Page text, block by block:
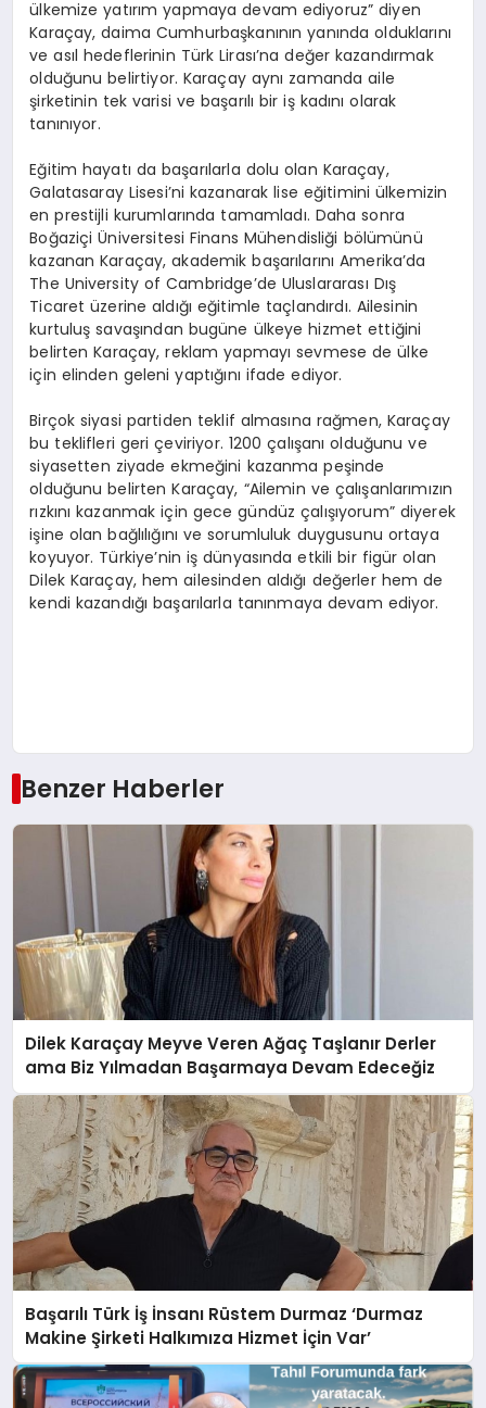
ülkemize yatırım yapmaya devam ediyoruz” diyen
Karaçay, daima Cumhurbaşkanının yanında olduklarını
ve asıl hedeflerinin Türk Lirası’na değer kazandırmak
olduğunu belirtiyor. Karaçay aynı zamanda aile
şirketinin tek varisi ve başarılı bir iş kadını olarak
tanınıyor.
Eğitim hayatı da başarılarla dolu olan Karaçay,
Galatasaray Lisesi’ni kazanarak lise eğitimini ülkemizin
en prestijli kurumlarında tamamladı. Daha sonra
Boğaziçi Üniversitesi Finans Mühendisliği bölümünü
kazanan Karaçay, akademik başarılarını Amerika’da
The University of Cambridge’de Uluslararası Dış
Ticaret üzerine aldığı eğitimle taçlandırdı. Ailesinin
kurtuluş savaşından bugüne ülkeye hizmet ettiğini
belirten Karaçay, reklam yapmayı sevmese de ülke
için elinden geleni yaptığını ifade ediyor.
Birçok siyasi partiden teklif almasına rağmen, Karaçay
bu teklifleri geri çeviriyor. 1200 çalışanı olduğunu ve
siyasetten ziyade ekmeğini kazanma peşinde
olduğunu belirten Karaçay, “Ailemin ve çalışanlarımızın
rızkını kazanmak için gece gündüz çalışıyorum” diyerek
işine olan bağlılığını ve sorumluluk duygusunu ortaya
koyuyor. Türkiye’nin iş dünyasında etkili bir figür olan
Dilek Karaçay, hem ailesinden aldığı değerler hem de
kendi kazandığı başarılarla tanınmaya devam ediyor.
Benzer Haberler
Dilek Karaçay Meyve Veren Ağaç Taşlanır Derler
ama Biz Yılmadan Başarmaya Devam Edeceğiz
Başarılı Türk İş İnsanı Rüstem Durmaz ‘Durmaz
Makine Şirketi Halkımıza Hizmet İçin Var’